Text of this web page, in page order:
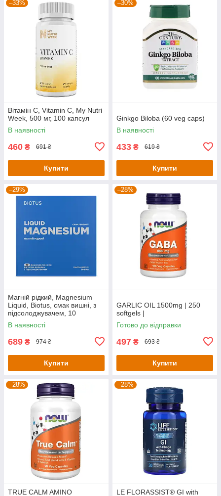
–33%
Вітамін С, Vitamin C, My Nutri
Week, 500 мг, 100 капсул
В наявності
460 ₴ 691 ₴
Купити
–30%
Ginkgo Biloba (60 veg caps)
В наявності
433 ₴ 619 ₴
Купити
–29%
Магній рідкий, Magnesium
Liquid, Biotus, смак вишні, з
підсолоджувачем, 10
флаконів по 20 мл кожен
В наявності
689 ₴ 974 ₴
Купити
–28%
GARLIC OIL 1500mg | 250
softgels |
Готово до відправки
497 ₴ 693 ₴
Купити
–28%
TRUE CALM AMINO
–28%
LE FLORASSIST® GI with